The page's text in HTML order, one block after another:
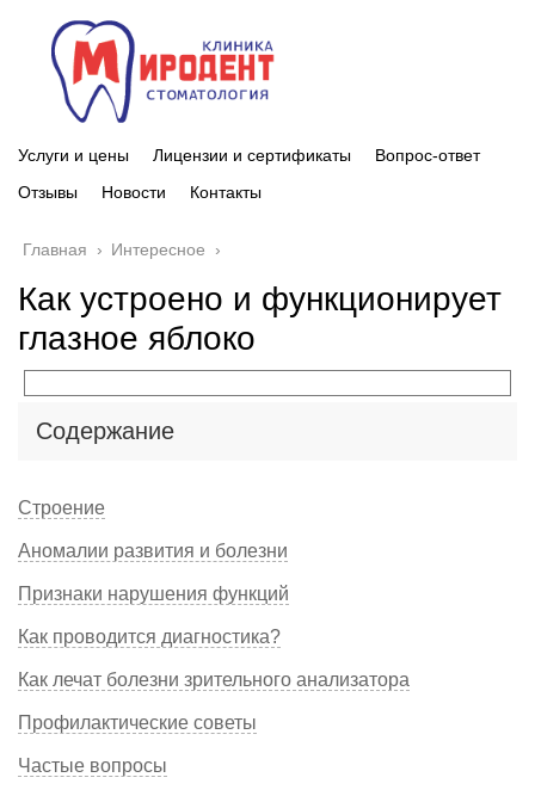
Услуги и цены Лицензии и сертификаты
Вопрос-ответ
Отзывы
Новости Контакты
Главная › Интересное ›
Как устроено и функционирует
глазное яблоко
Содержание
Строение
Аномалии развития и болезни
Признаки нарушения функций
Как проводится диагностика?
Как лечат болезни зрительного анализатора
Профилактические советы
Частые вопросы